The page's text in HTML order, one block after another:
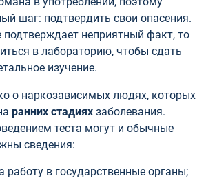
шаг: подтвердить свои опасения.
подтверждает неприятный факт, то
в лабораторию, чтобы сдать
изучение.
о наркозависимых людях, которых
ранних стадиях заболевания.
теста могут и обычные
сведения:
работу в государственные органы;